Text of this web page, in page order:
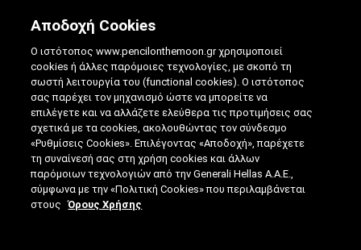
5 ΤΡΌΠΟΙ ΓΙΑ ΝΑ ΈΧΕΤΕ ΦΥΣΙΟΛΟΓΙΚΉ
ΑΡΤΗΡΙΑΚΉ ΠΊΕΣΗ ΧΩΡΊΣ ΦΆΡΜΑΚΑ
24.03.2020|5 ΛΕΠΤΑ ΑΝΑΓΝΩΣΗΣ|
ΑΠΟ: ΓΙΆΝΝΗΣ ΓΟΡΑΝΊΤΗΣ
Αποδοχή Cookies
Ο ιστότοπος www.pencilonthemoon.gr χρησιμοποιεί
cookies ή άλλες παρόμοιες τεχνολογίες, με σκοπό τη
σωστή λειτουργία του (functional cookies). Ο ιστότοπος
σας παρέχει τον μηχανισμό ώστε να μπορείτε να
επιλέγετε και να αλλάζετε ελεύθερα τις προτιμήσεις σας
σχετικά με τα cookies, ακολουθώντας τον σύνδεσμο
«Ρυθμίσεις Cookies». Επιλέγοντας «Αποδοχή», παρέχετε
τη συναίνεσή σας στη χρήση cookies και άλλων
παρόμοιων τεχνολογιών από την Generali Hellas A.A.E.,
σύμφωνα με την «Πολιτική Cookies» που περιλαμβάνεται
στους
Όρους Χρήσης